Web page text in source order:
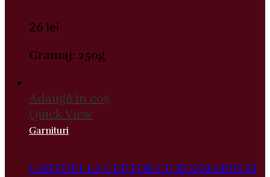
26 lei
Gramaj: 250g
Adaugă în coș
Quick View
Garnituri
CARTOFI LA CUPTOR CU ROZMARIN SI